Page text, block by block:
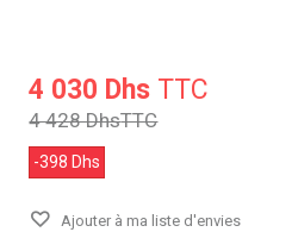
4 030 Dhs TTC
4 428 DhsTTC
-398 Dhs
Ajouter à ma liste d'envies